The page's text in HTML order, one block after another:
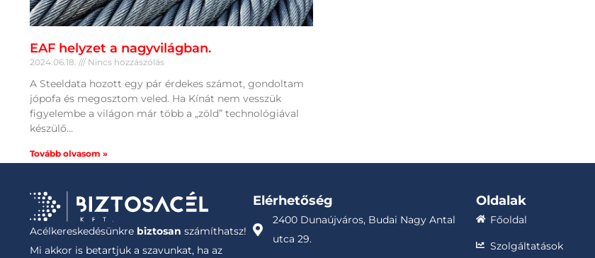
EAF helyzet a nagyvilágban.
2024.06.18. Nincs hozzászólás
A Steeldata hozott egy pár érdekes számot, gondoltam
jópofa és megosztom veled. Ha Kínát nem vesszük
figyelembe a világon már több a „zöld” technológiával
készülő
Tovább olvasom »
Acélkereskedésünkre biztosan számíthatsz!
Mi akkor is betartjuk a szavunkat, ha az
Elérhetőség
2400 Dunaújváros, Budai Nagy Antal
utca 29.
Oldalak
Főoldal
Szolgáltatások